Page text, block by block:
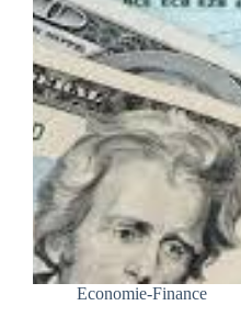
Economie-Finance